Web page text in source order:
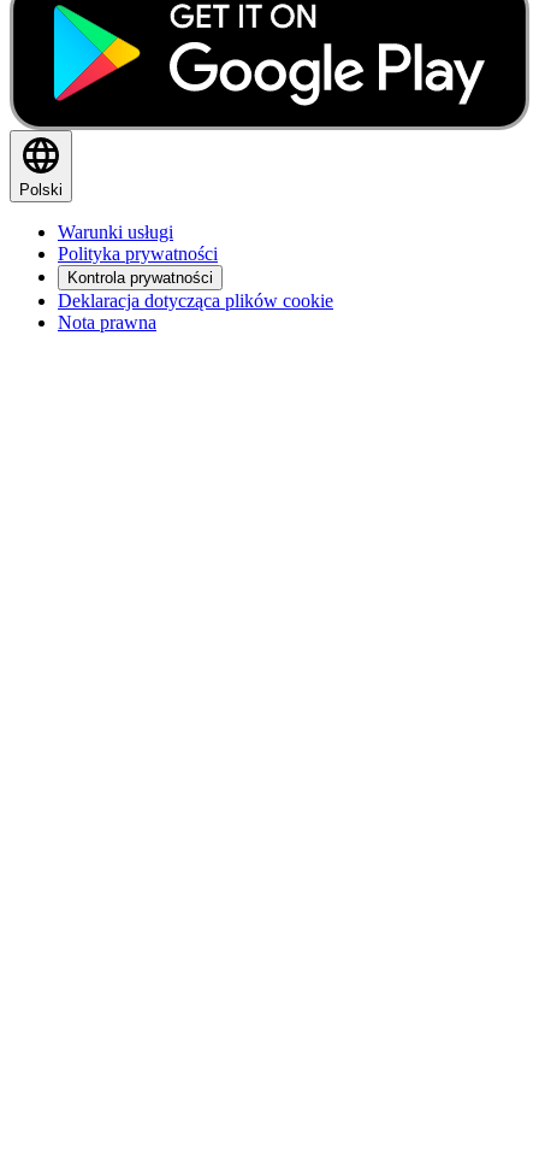
Polski
Warunki usługi
Polityka prywatności
Kontrola prywatności
Deklaracja dotycząca plików cookie
Nota prawna